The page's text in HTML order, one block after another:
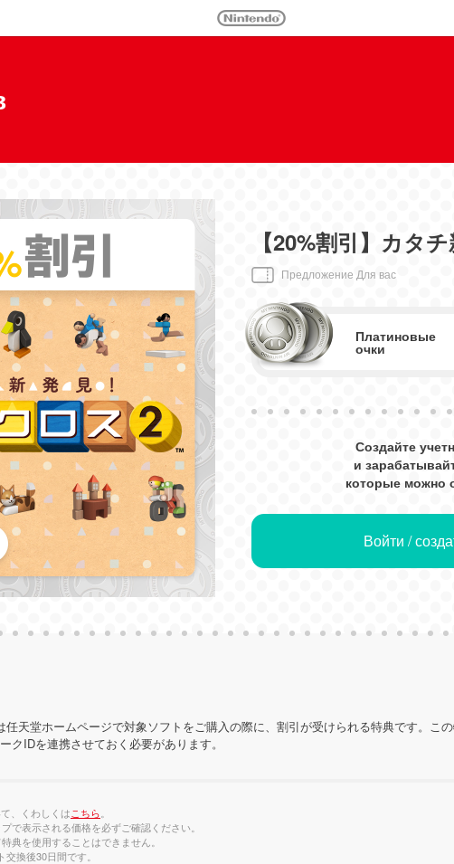
【20%割引】カタ
Предложение Для вас
Платиновые
очки
Создайте
и
которые можно
Войти /
任天堂ホームページで対象ソフトをご購入の際に、割引が受けられる特典です。こ
クIDを連携させておく必要があります。
、くわしくはこちら
で表示される価格を必ずご確認ください。
典を使用することはできません。
換後30日間です。